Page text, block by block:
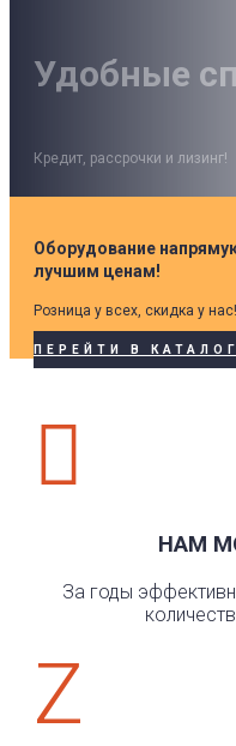
Удобные
Кредит, рассрочки и лизинг!
Оборудование
лучшим ценам!
Розница у всех, скидка у нас!
ПЕРЕЙТИ В КАТАЛОГ

НАМ
За годы
Z